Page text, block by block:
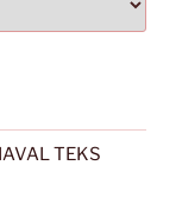
TEKS